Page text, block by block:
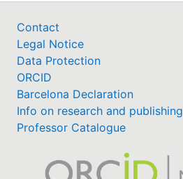
Contact
Legal Notice
Data Protection
ORCID
Barcelona Declaration
Info on research and publishing
Professor Catalogue